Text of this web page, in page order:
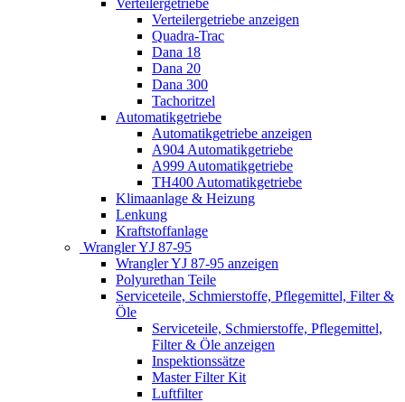
Verteilergetriebe anzeigen
Quadra-Trac
Dana 18
Dana 20
Dana 300
Tachoritzel
Automatikgetriebe
Automatikgetriebe anzeigen
A904 Automatikgetriebe
A999 Automatikgetriebe
TH400 Automatikgetriebe
Klimaanlage & Heizung
Lenkung
Kraftstoffanlage
Wrangler YJ 87-95
Wrangler YJ 87-95 anzeigen
Polyurethan Teile
Serviceteile, Schmierstoffe, Pflegemittel, Filter &
Öle
Serviceteile, Schmierstoffe, Pflegemittel,
Filter & Öle anzeigen
Inspektionssätze
Master Filter Kit
Luftfilter